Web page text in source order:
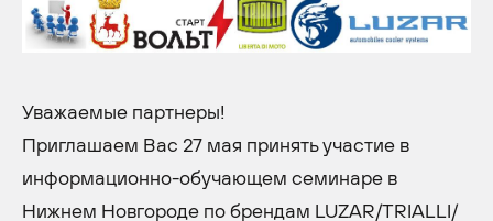
Уважаемые партнеры!
Приглашаем Вас 27 мая принять участие в
информационно-обучающем семинаре в
Нижнем Новгороде по брендам LUZAR/TRIALLI/